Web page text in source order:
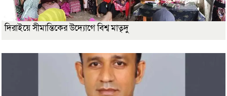
দিরাইয়ে সীমান্তিকের উদ্যোগে বিশ্ব মাতৃদু